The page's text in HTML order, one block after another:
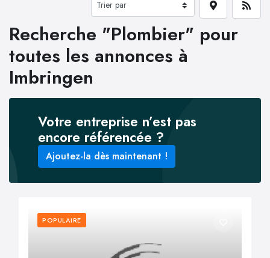
Recherche "Plombier" pour
toutes les annonces à
Imbringen
Votre entreprise n’est pas
encore référencée ?
Ajoutez-la dès maintenant !
POPULAIRE